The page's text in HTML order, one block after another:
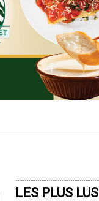
LES PLUS LUS